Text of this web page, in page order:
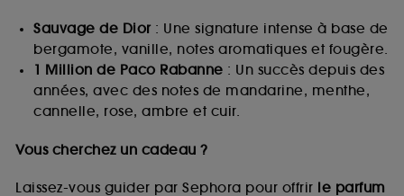
Sauvage de Dior: Une signature intense à base de
bergamote, vanille, notes aromatiques et fougère.
1 Million de Paco Rabanne : Un succès depuis des
années, avec des notes de mandarine, menthe,
cannelle, rose, ambre et cuir.
Vous cherchez un cadeau ?
Laissez-vous guider par Sephora pour offrir le parfum